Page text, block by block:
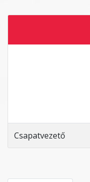
Csapatvezető